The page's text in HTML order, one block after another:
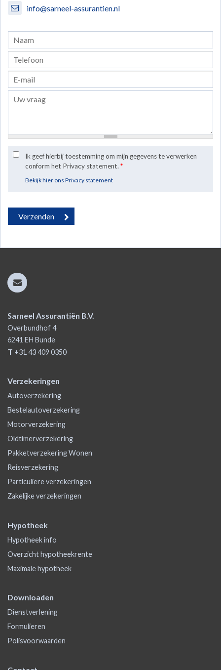
info@sarneel-assurantien.nl
Ik geef hierbij toestemming om mijn gegevens te verwerken
conform het Privacy statement. *
Bekijk hier ons Privacy statement
Sarneel Assurantiën B.V.
Overbundhof 4
6241 EH Bunde
T +31 43 409 0350
Verzekeringen
Autoverzekering
Bestelautoverzekering
Motorverzekering
Oldtimerverzekering
Pakketverzekering Wonen
Reisverzekering
Particuliere verzekeringen
Zakelijke verzekeringen
Hypotheek
Hypotheek info
Overzicht hypotheekrente
Maximale hypotheek
Downloaden
Dienstverlening
Formulieren
Polisvoorwaarden